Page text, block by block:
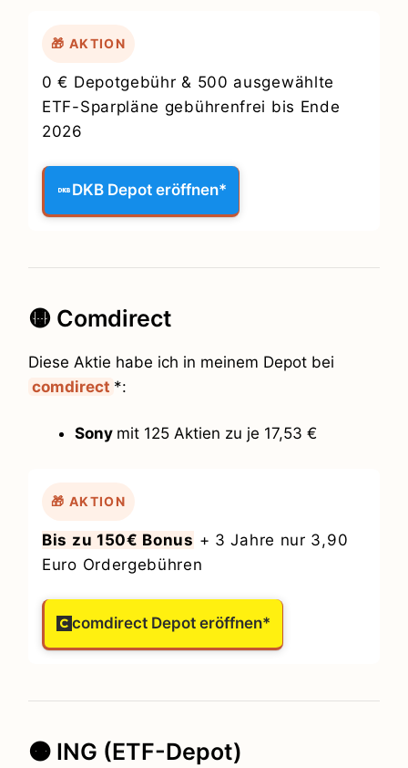
🎁 AKTION
0 € Depotgebühr & 500 ausgewählte
ETF-Sparpläne gebührenfrei bis Ende
2026
DKB Depot eröffnen*
🟡 Comdirect
Diese Aktie habe ich in meinem Depot bei
comdirect *:
Sony mit 125 Aktien zu je 17,53 €
🎁 AKTION
Bis zu 150€ Bonus + 3 Jahre nur 3,90
Euro Ordergebühren
comdirect Depot eröffnen*
🟠 ING (ETF-Depot)